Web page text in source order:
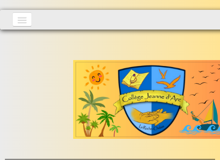
Actualités▼
S'inscrire
Vie au collège▼
Informations générales